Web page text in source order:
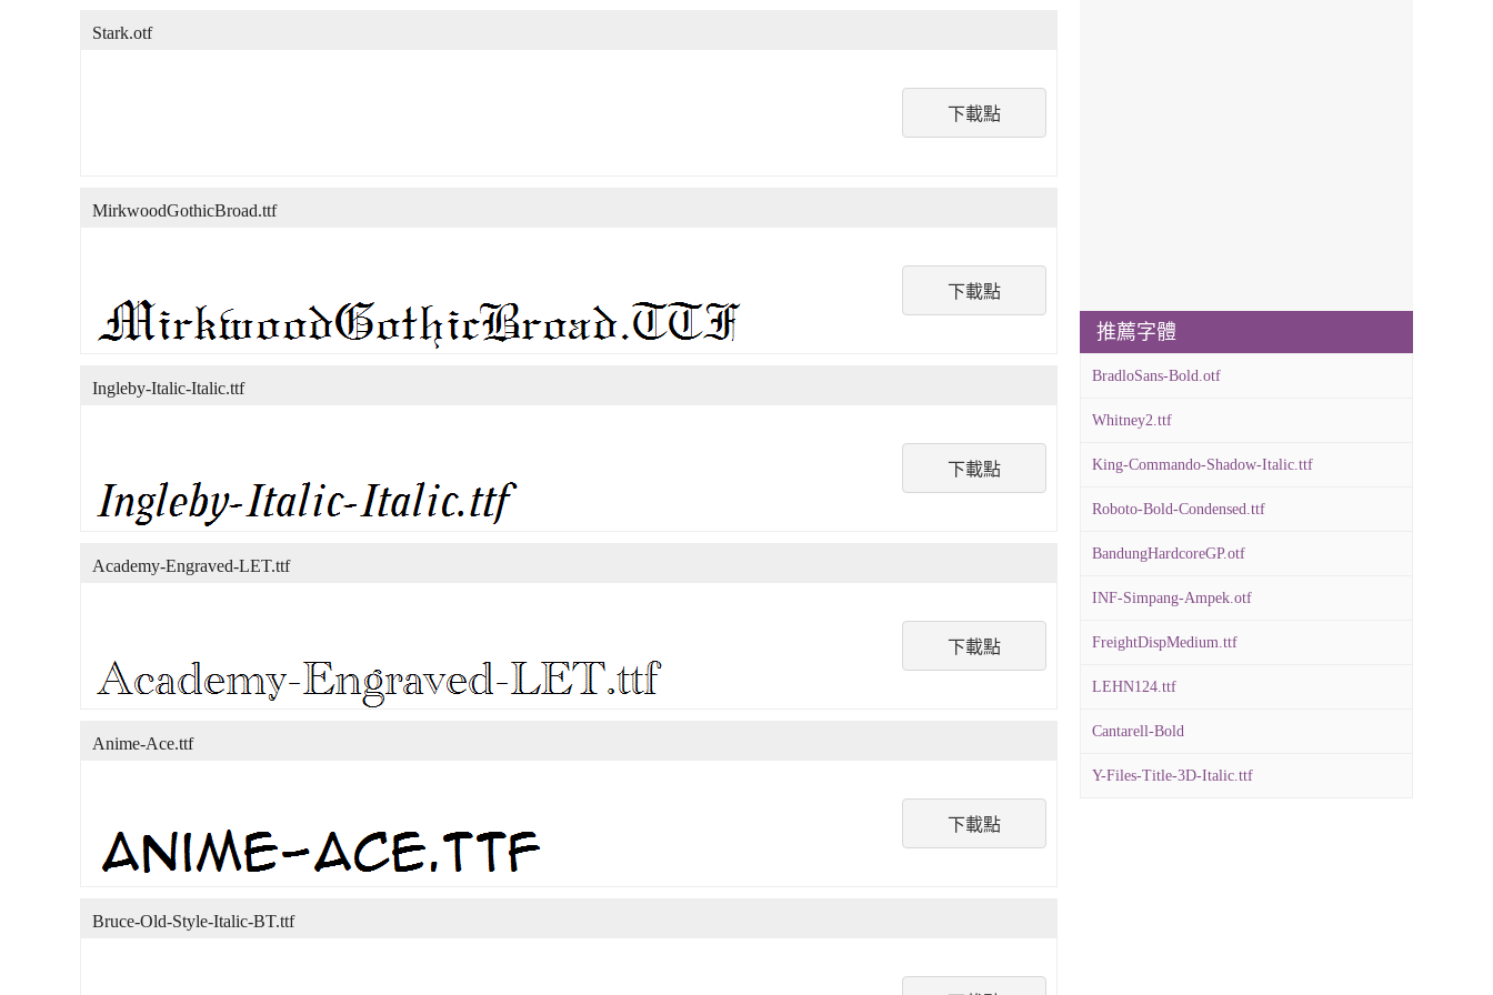
下載點
Stark.otf
下載點
MirkwoodGothicBroad.ttf
下載點
Ingleby-Italic-Italic.ttf
下載點
Academy-Engraved-LET.ttf
下載點
Anime-Ace.ttf
Bruce-Old-Style-Italic-BT.ttf
推薦字體
BradloSans-Bold.otf
Whitney2.ttf
King-Commando-Shadow-Italic.ttf
Roboto-Bold-Condensed.ttf
BandungHardcoreGP.otf
INF-Simpang-Ampek.otf
FreightDispMedium.ttf
LEHN124.ttf
Cantarell-Bold
Y-Files-Title-3D-Italic.ttf